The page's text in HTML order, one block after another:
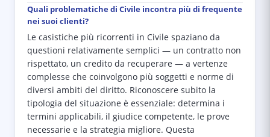
Quali problematiche di Civile incontra più di frequente
nei suoi clienti?
Le casistiche più ricorrenti in Civile spaziano da
questioni relativamente semplici — un contratto non
rispettato, un credito da recuperare — a vertenze
complesse che coinvolgono più soggetti e norme di
diversi ambiti del diritto. Riconoscere subito la
tipologia del situazione è essenziale: determina i
termini applicabili, il giudice competente, le prove
necessarie e la strategia migliore. Questa